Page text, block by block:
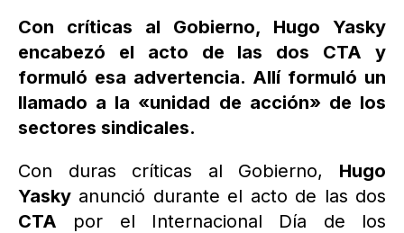
Con críticas al Gobierno, Hugo Yasky
encabezó el acto de las dos CTA y
formuló esa advertencia. Allí formuló un
llamado a la «unidad de acción» de los
sectores sindicales.
Con duras críticas al Gobierno, Hugo
Yasky anunció durante el acto de las dos
CTA por el Internacional Día de los